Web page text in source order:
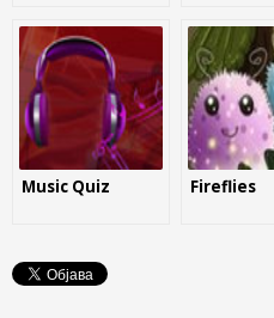
Music Quiz Fireflies